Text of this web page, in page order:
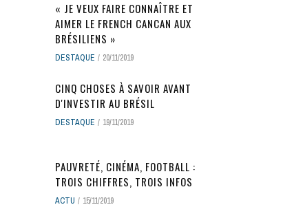
« JE VEUX FAIRE CONNAÎTRE ET
AIMER LE FRENCH CANCAN AUX
BRÉSILIENS »
DESTAQUE 20/11/2019
CINQ CHOSES À SAVOIR AVANT
D'INVESTIR AU BRÉSIL
DESTAQUE 19/11/2019
PAUVRETÉ, CINÉMA, FOOTBALL :
TROIS CHIFFRES, TROIS INFOS
ACTU 15/11/2019